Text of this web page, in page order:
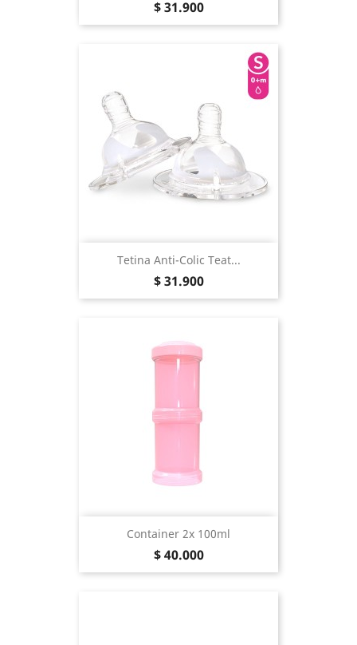
Precio
$ 31.900
Tetina Anti-Colic Teat...
Precio
$ 31.900
Container 2x 100ml
Precio
$ 40.000